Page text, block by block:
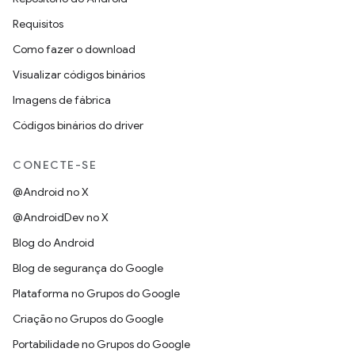
Requisitos
Como fazer o download
Visualizar códigos binários
Imagens de fábrica
Códigos binários do driver
CONECTE-SE
@Android no X
@AndroidDev no X
Blog do Android
Blog de segurança do Google
Plataforma no Grupos do Google
Criação no Grupos do Google
Portabilidade no Grupos do Google